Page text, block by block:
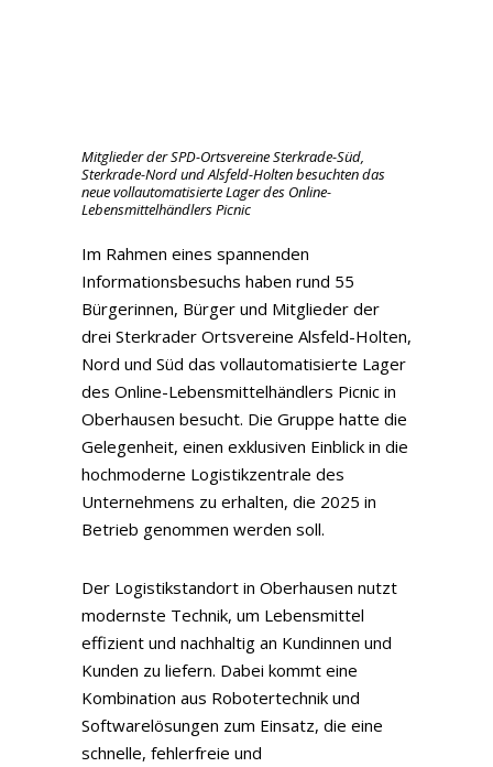
Mitglieder der SPD-Ortsvereine Sterkrade-Süd,
Sterkrade-Nord und Alsfeld-Holten besuchten das
neue vollautomatisierte Lager des Online-
Lebensmittelhändlers Picnic
Im Rahmen eines spannenden
Informationsbesuchs haben rund 55
Bürgerinnen, Bürger und Mitglieder der
drei Sterkrader Ortsvereine Alsfeld-Holten,
Nord und Süd das vollautomatisierte Lager
des Online-Lebensmittelhändlers Picnic in
Oberhausen besucht. Die Gruppe hatte die
Gelegenheit, einen exklusiven Einblick in die
hochmoderne Logistikzentrale des
Unternehmens zu erhalten, die 2025 in
Betrieb genommen werden soll.
Der Logistikstandort in Oberhausen nutzt
modernste Technik, um Lebensmittel
effizient und nachhaltig an Kundinnen und
Kunden zu liefern. Dabei kommt eine
Kombination aus Robotertechnik und
Softwarelösungen zum Einsatz, die eine
schnelle, fehlerfreie und